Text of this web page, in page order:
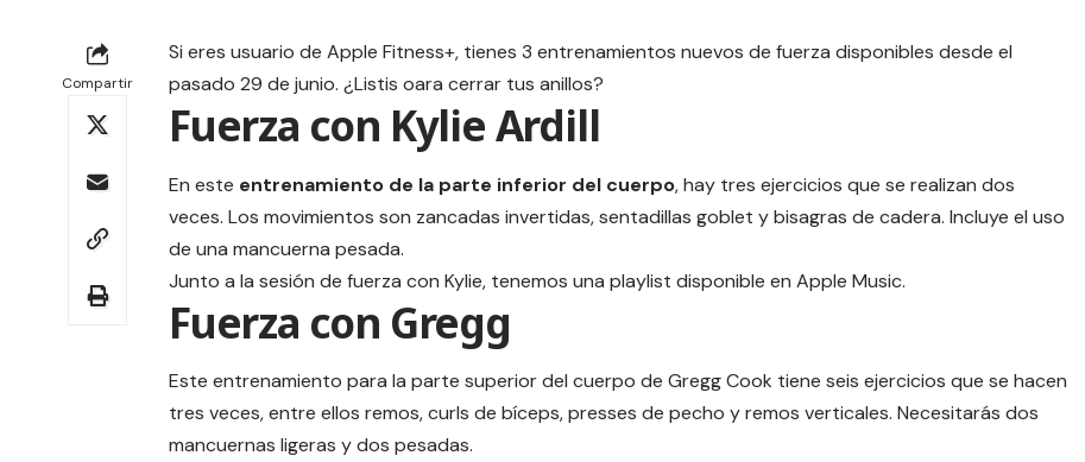
Compartir
Si eres usuario de Apple Fitness+, tienes 3 entrenamientos nuevos de fuerza disponibles desde el
pasado 29 de junio. ¿Listis oara cerrar tus anillos?
Fuerza con Kylie Ardill
En este entrenamiento de la parte inferior del cuerpo, hay tres ejercicios que se realizan dos
veces. Los movimientos son zancadas invertidas, sentadillas goblet y bisagras de cadera. Incluye el uso
de una mancuerna pesada.
Junto a la sesión de fuerza con Kylie, tenemos una playlist disponible en Apple Music.
Fuerza con Gregg
Este entrenamiento para la parte superior del cuerpo de Gregg Cook tiene seis ejercicios que se hacen
tres veces, entre ellos remos, curls de bíceps, presses de pecho y remos verticales. Necesitarás dos
mancuernas ligeras y dos pesadas.